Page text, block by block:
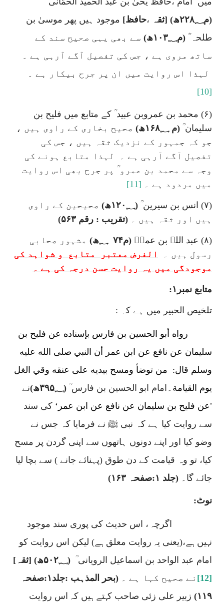
(م۲۲۸؁ھ) [ثقہ
،حافظ] موجود ہیں پھر موسیٰ بن
طلحہ ؓ (م۱۰۳؁ھ)
سے بھی یہی صحیح سند کے
ساتھ مروی ہے ، جس کی تفصیل آگے آرہی ہے ۔
لہذا اس روایت میں ان پر جرح بیکار ہے ۔
[10]
(۶) محمد بن عمروبن عبید ؒ کے متابع میں فلیح بن
سلیمان ؒ (م ۱۶۸؁ھ)
صحیح بخاری کے راوی ہیں ،
جو کہ جمہور کے نزدیک ثقہ ہیں ، جس کی
تفصیل آگے آرہی ہے ۔
لہذا متابع ہونے کی
وجہ سے محمد بن عمرو ؒ پر جرح بھی اس روایت
میں مردود ہے ۔ [11]
(۷) انس بن سیرین ؒ (۱۲۰؁ھ)
صحیحین کے راوی
ہیں اور ثقہ ہیں ۔ (تقریب : رقم ۵۶۳)
(۸) عبد اللہ بن عمرؓ (م۷۴ ؁ھ)
مشہور صحابی
رسول ہیں ۔
الغرض معتبر متابع
و شواہد کی
موجودگی میں یہ روایت حسن درجہ کی ہے ۔
متابع نمبر۱:
تلخیص الحبیر میں ہے کہ :
رواه أبو الحسين بن فارس بإسناده عن فليح بن
سليمان عن نافع عن ابن عمر أن النبي صلى الله عليه
وسلم قال: من توضأ ومسح بيديه على عنقه وقي الغل
يوم القيامة ۔ امام ابو الحسین بن فارس ؒ (۳۹۵؁ھ)
نے
’عن فليح بن سليمان عن نافع عن ابن عمر‘ کی سند
سے روایت کیا ہے کہ نبی ﷺ نے فرمایا کہ جس نے
وضو کیا اور اپنے دونوں ہاتھوں سے اپنی گردن پر مسح
کیا، تو وہ قیامت کے دن طوق (پہنائے جانے ) سے بچا لیا
جائے گا۔ (جلد ۱:صفحہ ۱۶۳)
نوٹ:
اگرچہ ، اس حدیث کی پوری سند موجود
نہیں ہے،(یعنی یہ روایت معلق ہے) لیکن اس روایت کو
امام عبد الواحد بن اسماعیل الرویانی ؒ (۵۰۲؁ھ) [ثقہ]
[12] نے صحیح کہا ہے ۔
(بحر المذہب :جلد۱:صفحہ
۱۱۹)
زبیر علی زئی صاحب کہتے ہیں کہ اس روایت